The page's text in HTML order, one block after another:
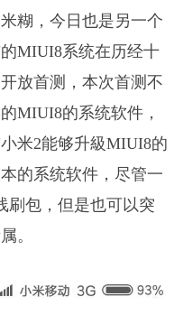
糊，今日也是另一个
MIUI8系统在历经十
放首测，本次首测不
MIUI8的系统软件，
米2能够升級MIUI8的
的系统软件，尽管一
刷包，但是也可以突
。